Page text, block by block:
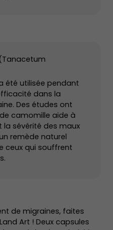
été utilisée pendant
dans la
Des études ont
camomille aide à
la sévérité des maux
remède naturel
ceux qui souffrent
de migraines, faites
Art ! Deux capsules